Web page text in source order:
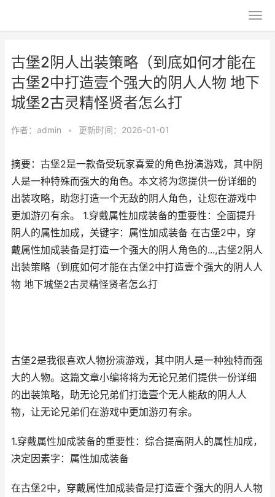
古堡2阴人出装策略（到底如何才能在
古堡2中打造壹个强大的阴人人物 地下
城堡2古灵精怪贤者怎么打
作者： admin • 更新时间：2026-01-01
摘要：古堡2是一款备受玩家喜爱的角色扮演游戏，其中阴
人是一种特殊而强大的角色。本文将为您提供一份详细的
出装攻略，助您打造一个无敌的阴人角色，让您在游戏中
更加游刃有余。 1.穿戴属性加成装备的重要性：全面提升
阴人的属性加成，关键字：属性加成装备 在古堡2中，穿
戴属性加成装备是打造一个强大的阴人角色的...,古堡2阴人
出装策略（到底如何才能在古堡2中打造壹个强大的阴人人
物 地下城堡2古灵精怪贤者怎么打
古堡2是我很喜欢人物扮演游戏，其中阴人是一种独特而强
大的人物。这篇文章小编将将为无论兄弟们提供一份详细
的出装策略，助无论兄弟们打造壹个无人能敌的阴人人
物，让无论兄弟们在游戏中更加游刃有余。
1.穿戴属性加成装备的重要性：综合提高阴人的属性加成，
决定因素字：属性加成装备
在古堡2中，穿戴属性加成装备是打造壹个强大的阴人人物